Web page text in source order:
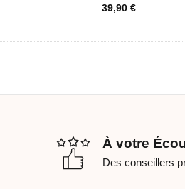
39,90 €
À votre
Des conseillers